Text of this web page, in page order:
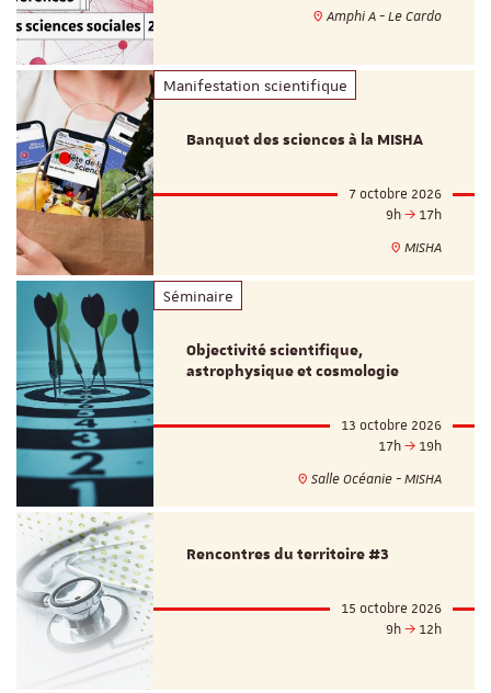
Amphi A - Le Cardo
Manifestation scientifique
Banquet des sciences à la MISHA
7 octobre 2026
9h
17h
MISHA
Séminaire
Objectivité scientifique,
astrophysique et cosmologie
13 octobre 2026
17h
19h
Salle Océanie - MISHA
Rencontres du territoire #3
15 octobre 2026
9h
12h